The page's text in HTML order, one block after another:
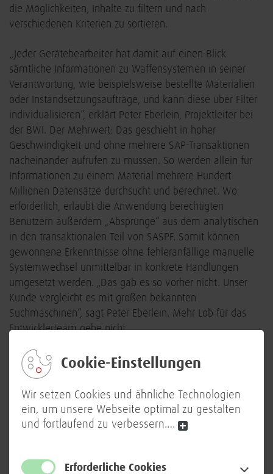
Cookie-Einstellungen
Wir setzen Cookies und ähnliche Technologien
ein, um unsere Webseite optimal zu gestalten
und fortlaufend zu verbessern.…
Erforderliche Cookies
die Möglichkeiten, Inhalte zu filtern und nach
verschiedenen Kriterien zu sortieren.
„Jeder Gerätebearbeiter hat damit auf einen Blick
sämtliche Informationen zu Waffensystemen in seiner
Verantwortung, wie beispielsweise bestellte Materialien
oder Instandsetzungsaufträge, und kann diese über Filter
individualisieren“, erklärt Peter Eberlein, Projektleiter bei
der BWI. Der Mehrwert: Das geschieht in hoher
Geschwindigkeit und ohne mehrere SAP-Transaktionen
nacheinander aufrufen zu müssen. So werden allein für
Informationen zu einem Material mehrere Hundert
Millionen Datensätze durchsucht und berechnet. Wo
erforderlich, erlaubt die Anwendung berechtigten
Benutzern außerdem „Absprünge“ aus dem analytischen
in den transaktionalen Teil von SASPF. Somit können
gewonnene Erkenntnisse ohne fehleranfällige manuelle
Systemwechsel unmittelbar in konkrete Handlungen
umgesetzt werden. „Das gab es so vorher nicht. Unser
Kunde vergleicht es mit großen bekannten
Suchmaschinen“, sagt Peter Eberlein. Mehr Lob für das
Entwicklerteam gehe nicht.
Bis Herbst 2021 wird die BWI, IT-Systemhaus und
Digitalisierungspartner der Bundeswehr, drei weitere
Anteile entwickeln, zum Beispiel eine Stördatenanalyse.
Sie erlaubt es, auf Basis aktueller und historischer Daten
verschiedene Szenarien wie etwa Materialausfälle oder
hinaus wird es künftig auch ein Obsoleszenz-